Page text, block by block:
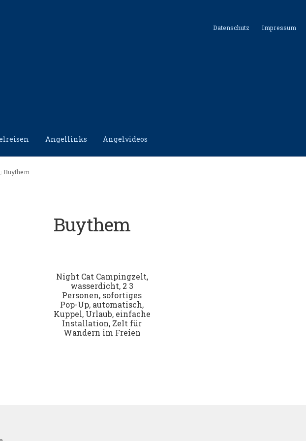
Datenschutz Impressum
Angellinks Angelvideos
Angelvideos
Buythem
Buythem
Night Cat Campingzelt,
wasserdicht, 2 3
Personen, sofortiges
Pop-Up, automatisch,
Kuppel, Urlaub, einfache
Installation, Zelt für
Wandern im Freien